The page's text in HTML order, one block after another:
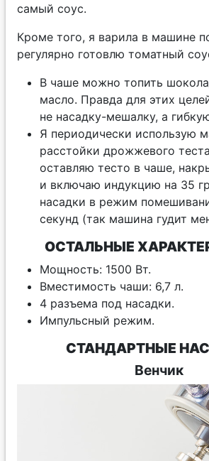
самый соус.
Кроме того, я варила в машине
регулярно готовлю томатный
В чаше можно топить
масло. Правда для этих
не насадку-мешалку, а
Я периодически использую
расстойки дрожжевого
оставляю тесто в чаше,
и включаю индукцию на 35
насадки в режим
секунд (так машина гудит
ОСТАЛЬНЫЕ
Мощность: 1500 Вт.
Вместимость чаши: 6,7 л.
4 разъема под насадки.
Импульсный режим.
СТАНДАРТНЫЕ
Венчик